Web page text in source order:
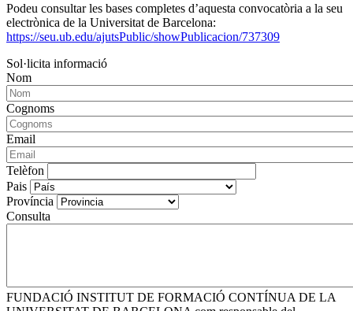
Podeu consultar les bases completes d’aquesta convocatòria a la seu
electrònica de la Universitat de Barcelona:
https://seu.ub.edu/ajutsPublic/showPublicacion/737309
Sol·licita informació
Nom
Cognoms
Email
Telèfon
Pais
Província
Consulta
FUNDACIÓ INSTITUT DE FORMACIÓ CONTÍNUA DE LA